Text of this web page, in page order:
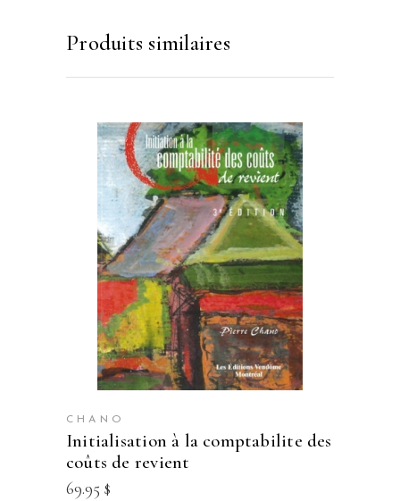
Produits similaires
CHANO
initialisation à la comptabilite des
coûts de revient
69.95 $